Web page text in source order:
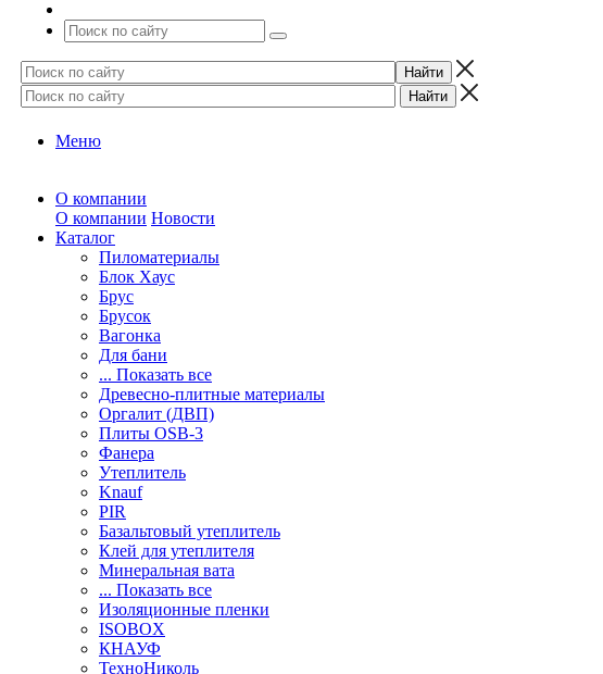
Меню
О компании
О компании Новости
Каталог
Пиломатериалы
Блок Хаус
Брус
Брусок
Вагонка
Для бани
... Показать все
Древесно-плитные материалы
Оргалит (ДВП)
Плиты OSB-3
Фанера
Утеплитель
Knauf
PIR
Базальтовый утеплитель
Клей для утеплителя
Минеральная вата
... Показать все
Изоляционные пленки
ISOBOX
КНАУФ
ТехноНиколь